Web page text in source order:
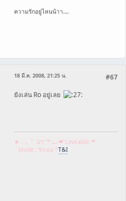
ความรักอยู่ไหนน้าา....
#67
18 มี.ค. 2008, 21:25 น.
ยังเล่น Ro อยู่เลย
★ .･。゜ïzY ™ ﺕ ❤ Loveable ☂
` Mode : รักเธอ *T&I